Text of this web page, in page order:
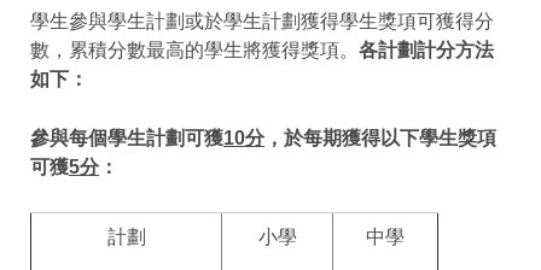
學生參與學生計劃或於學生計劃獲得學生獎項可獲得分
數，累積分數最高的學生將獲得獎項。 各計劃計分方法
如下：
參與每個學生計劃可獲10分，於每期獲得以下學生獎項
可獲5分：
計劃 小學 中學